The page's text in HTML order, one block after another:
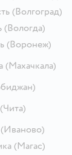
(Волгоград)
(Вологда)
(Воронеж)
(Махачкала)
(Чита)
(Иваново)
(Магас)